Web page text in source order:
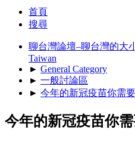
首頁
搜尋
聊台灣論壇–聊台灣的大
Taiwan
► General Category
► 一般討論區
► 今年的新冠疫苗你需
今年的新冠疫苗你